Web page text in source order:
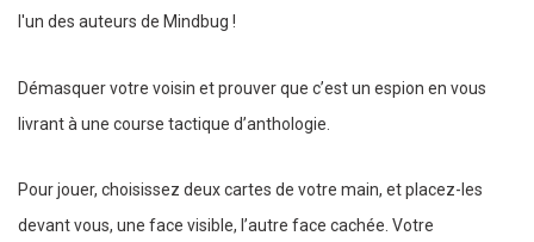
l'un des auteurs de Mindbug !
Démasquer votre voisin et prouver que c’est un espion en vous
livrant à une course tactique d’anthologie.
Pour jouer, choisissez deux cartes de votre main, et placez-les
devant vous, une face visible, l’autre face cachée. Votre